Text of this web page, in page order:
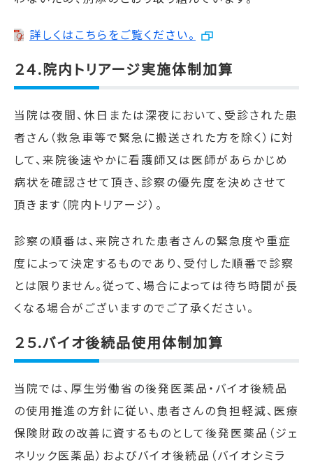
詳しくはこちらをご覧ください。
２４.院内トリアージ実施体制加算
当院は夜間、休日または深夜において、受診された患
者さん（救急車等で緊急に搬送された方を除く）に対
して、来院後速やかに看護師又は医師があらかじめ
病状を確認させて頂き、診察の優先度を決めさせて
頂きます（院内トリアージ）。
診察の順番は、来院された患者さんの緊急度や重症
度によって決定するものであり、受付した順番で診察
とは限りません。従って、場合によっては待ち時間が長
くなる場合がございますのでご了承ください。
２５.バイオ後続品使用体制加算
当院では、厚生労働省の後発医薬品・バイオ後続品
の使用推進の方針に従い、患者さんの負担軽減、医療
保険財政の改善に資するものとして後発医薬品（ジェ
ネリック医薬品）およびバイオ後続品（バイオシミラ